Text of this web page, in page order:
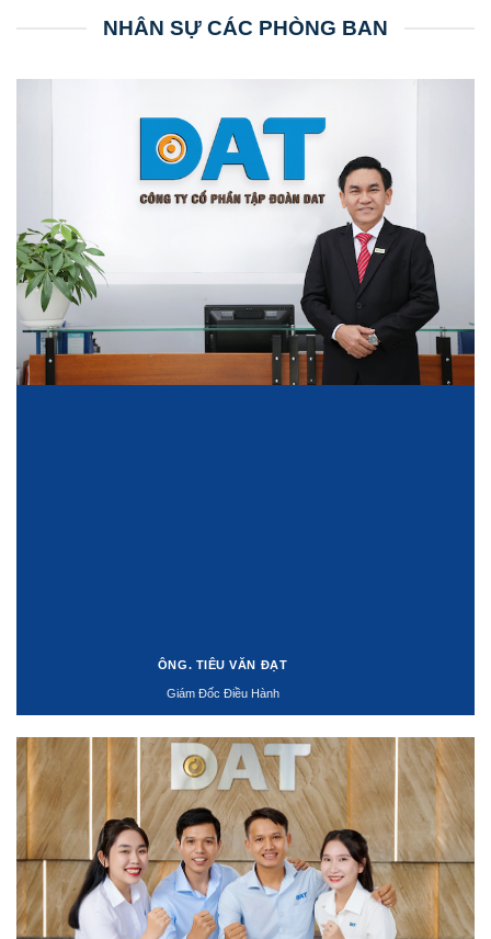
NHÂN SỰ CÁC PHÒNG BAN
ÔNG. TIÊU VĂN ĐẠT
Giám Đốc Điều Hành